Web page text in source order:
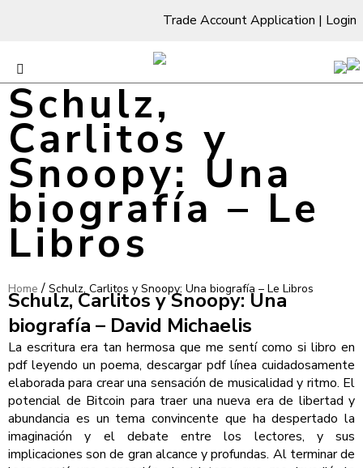
Trade Account Application | Login
Schulz,
Carlitos y
Snoopy: Una
biografía – Le
Libros
Home / Schulz, Carlitos y Snoopy: Una biografía – Le Libros
Schulz, Carlitos y Snoopy: Una
biografía – David Michaelis
La escritura era tan hermosa que me sentí como si libro en
pdf leyendo un poema, descargar pdf línea cuidadosamente
elaborada para crear una sensación de musicalidad y ritmo. El
potencial de Bitcoin para traer una nueva era de libertad y
abundancia es un tema convincente que ha despertado la
imaginación y el debate entre los lectores, y sus
implicaciones son de gran alcance y profundas. Al terminar de